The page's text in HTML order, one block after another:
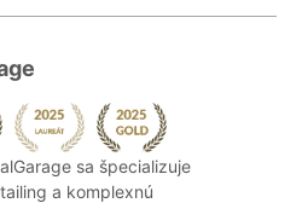
sa špecializuje
a komplexnú